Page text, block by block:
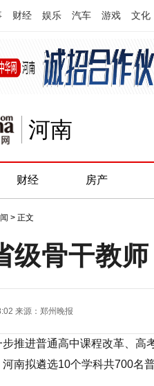
财经 娱乐 汽车 游戏 文化
河南
财经 房产
> 正文
级骨干教
来源： 郑州晚报
步推进普通高中课程改革、高
南拟遴选10个学科共700名